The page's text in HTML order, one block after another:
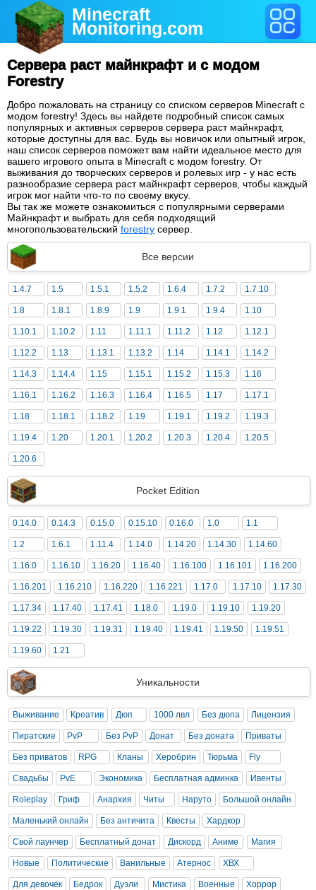
Minecraft
Monitoring.com
Сервера раст майнкрафт и с модом
Forestry
Добро пожаловать на страницу со списком серверов Minecraft с
модом forestry! Здесь вы найдете подробный список самых
популярных и активных серверов сервера раст майнкрафт,
которые доступны для вас. Будь вы новичок или опытный игрок,
наш список серверов поможет вам найти идеальное место для
вашего игрового опыта в Minecraft с модом forestry. От
выживания до творческих серверов и ролевых игр - у нас есть
разнообразие сервера раст майнкрафт серверов, чтобы каждый
игрок мог найти что-то по своему вкусу.
Вы так же можете ознакомиться с популярными серверами
Майнкрафт и выбрать для себя подходящий
многопользовательский forestry сервер.
Все версии
1.4.7 1.5 1.5.1 1.5.2 1.6.4 1.7.2 1.7.10
1.8 1.8.1 1.8.9 1.9 1.9.1 1.9.4 1.10
1.10.1 1.10.2 1.11 1.11.1 1.11.2 1.12 1.12.1
1.12.2 1.13 1.13.1 1.13.2 1.14 1.14.1 1.14.2
1.14.3 1.14.4 1.15 1.15.1 1.15.2 1.15.3 1.16
1.16.1 1.16.2 1.16.3 1.16.4 1.16.5 1.17 1.17.1
1.18 1.18.1 1.18.2 1.19 1.19.1 1.19.2 1.19.3
1.19.4 1.20 1.20.1 1.20.2 1.20.3 1.20.4 1.20.5
1.20.6
Pocket Edition
0.14.0 0.14.3 0.15.0 0.15.10 0.16.0 1.0 1.1
1.2 1.6.1 1.11.4 1.14.0 1.14.20 1.14.30 1.14.60
1.16.0 1.16.10 1.16.20 1.16.40 1.16.100 1.16.101 1.16.200
1.16.201 1.16.210 1.16.220 1.16.221 1.17.0 1.17.10 1.17.30
1.17.34 1.17.40 1.17.41 1.18.0 1.19.0 1.19.10 1.19.20
1.19.22 1.19.30 1.19.31 1.19.40 1.19.41 1.19.50 1.19.51
1.19.60 1.21
Уникальности
Выживание Креатив Дюп 1000 лвл Без дюпа Лицензия
Пиратские PvP Без PvP Донат Без доната Приваты
Без приватов RPG Кланы Херобрин Тюрьма Fly
Свадьбы PvE Экономика Бесплатная админка Ивенты
Roleplay Гриф Анархия Читы Наруто Большой онлайн
Маленький онлайн Без античита Квесты Хардкор
Свой лаунчер Бесплатный донат Дискорд Аниме Магия
Новые Политические Ванильные Атернос ХВХ
Для девочек Бедрок Дуэли Мистика Военные Хоррор